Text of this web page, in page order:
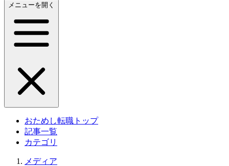
メニューを開く
おためし転職トップ
記事一覧
カテゴリ
メディア